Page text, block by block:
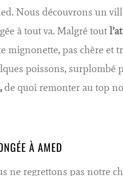
Nous découvrons un
à tout va. Malgré tout
mignonette, pas chère et
poissons,
de quoi remonter au top
À AMED
ne regrettons pas notre